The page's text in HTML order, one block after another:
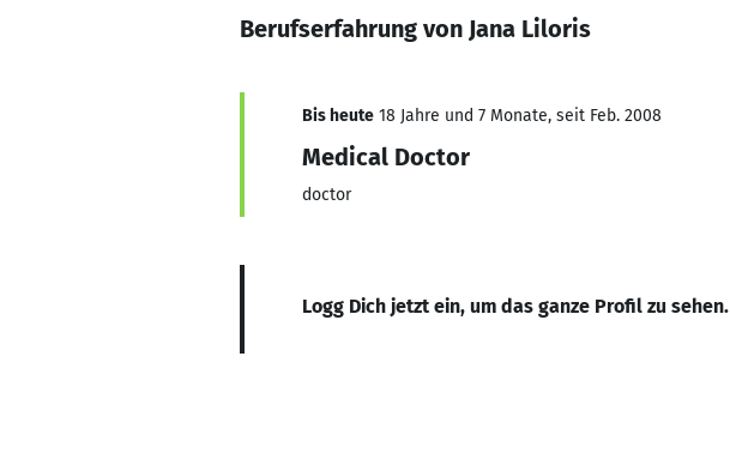
Berufserfahrung von Jana Liloris
Bis heute 18 Jahre und 7 Monate, seit Feb. 2008
Medical Doctor
doctor
Logg Dich jetzt ein, um das ganze Profil zu sehen.